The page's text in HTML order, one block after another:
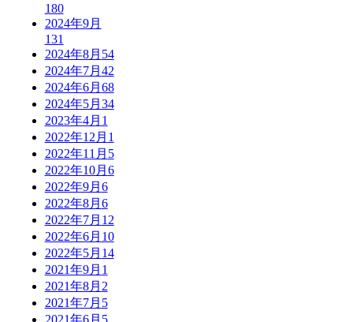
180
2024年9月
131
2024年8月 54
2024年7月 42
2024年6月 68
2024年5月 34
2023年4月 1
2022年12月 1
2022年11月 5
2022年10月 6
2022年9月 6
2022年8月 6
2022年7月 12
2022年6月 10
2022年5月 14
2021年9月 1
2021年8月 2
2021年7月 5
2021年6月 5